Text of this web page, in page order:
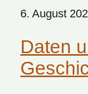
6. August
Daten